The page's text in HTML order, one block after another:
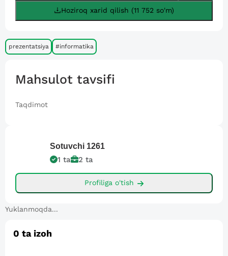
Hoziroq xarid qilish (11 752 so'm)
prezentatsiya #informatika
Mahsulot tavsifi
Taqdimot
Sotuvchi 1261
1 ta 2 ta
Profiliga o'tish
Yuklanmoqda...
0 ta izoh